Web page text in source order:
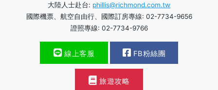
大陸人士赴台: phillis@richmond.com.tw
國際機票、航空自由行、國際訂房專線: 02-7734-9656
證照專線: 02-7734-9766
線上客服 FB粉絲團
旅遊攻略